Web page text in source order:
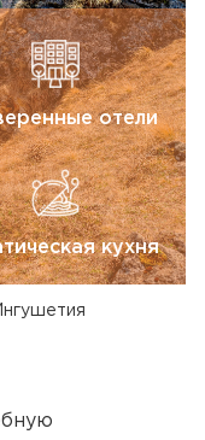
отели
кухня